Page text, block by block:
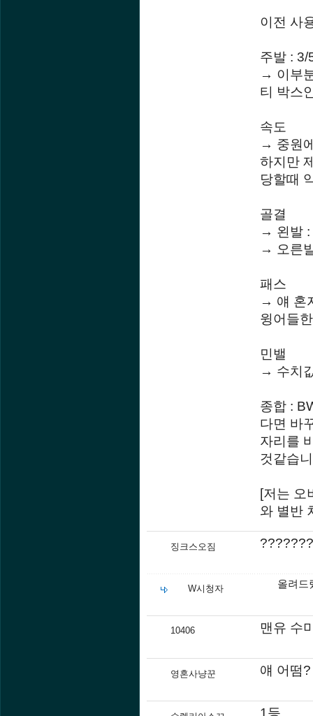
이전 사
주발 : 3/
→ 이부
티 박스
속도
→ 중원
하지만
당할때
골결
→ 왼발 :
→ 오른
패스
→ 얘 혼
윙어들
민밸
→ 수치
종합 :
다면 바
자리를
것같습
[저는 오
와 별반
징크스오짐
W시청자 올려드
10406 맨유 수
영혼사냥꾼 얘 어떰?
1등